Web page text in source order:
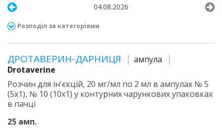
04.08.2026
Розподіл за категоріями
ДРОТАВЕРИН-ДАРНИЦЯ
ампула
Drotaverine
Розчин для ін'єкцій, 20 мг/мл по 2 мл в ампулах № 5
(5х1), № 10 (10х1) у контурних чарункових упаковках
в пачці
25 амп.